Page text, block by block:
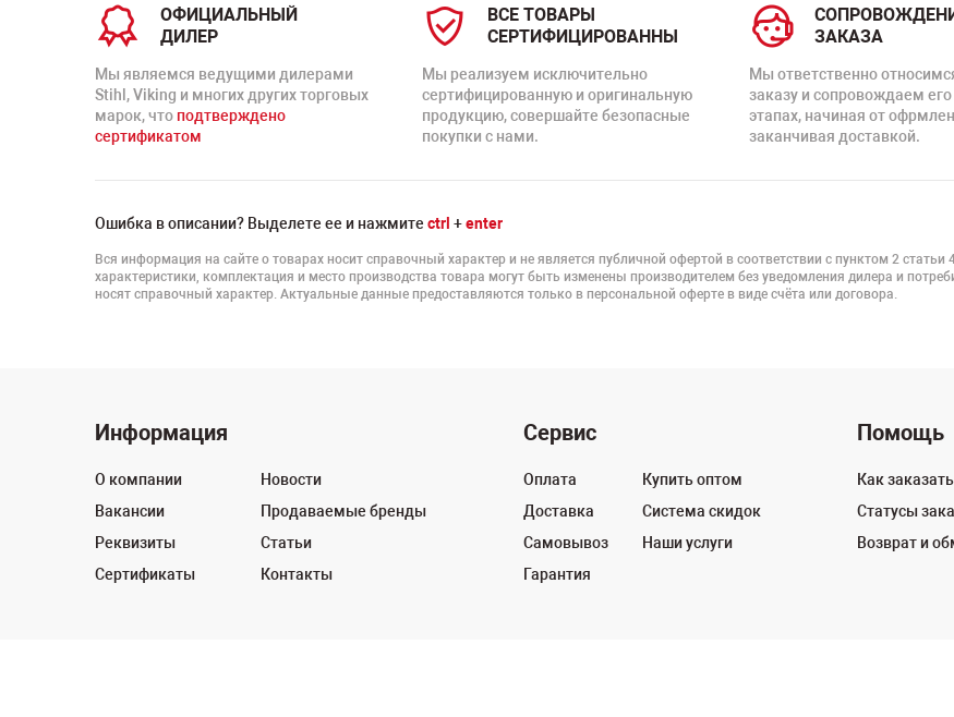
ОФИЦИАЛЬНЫЙ
ДИЛЕР
Мы являемся ведущими дилерами
Stihl, Viking и многих других торговых
марок, что подтверждено
сертификатом
ВСЕ ТОВАРЫ
СЕРТИФИЦИРОВАННЫ
Мы реализуем исключительно
сертифицированную и оригинальную
продукцию, совершайте безопасные
покупки с нами.
ЗАКАЗА
Мы ответственно
заказу и сопровождаем его
этапах, начиная от
заканчивая доставкой.
Ошибка в описании? Выделете ее и нажмите ctrl +enter
Вся информация на сайте о товарах носит справочный характер и не является публичной офертой в соответствии с пунктом 2
характеристики, комплектация и место производства товара могут быть изменены производителем без уведомления дилера и
носят справочный характер. Актуальные данные предоставляются только в персональной оферте в виде счёта или договора.
Информация
О компании
Вакансии
Реквизиты
Сертификаты
Новости
Продаваемые бренды
Статьи
Контакты
Сервис
Оплата
Доставка
Самовывоз
Гарантия
Купить оптом
Система скидок
Наши услуги
Помощь
Как заказать
Статусы
Возврат и